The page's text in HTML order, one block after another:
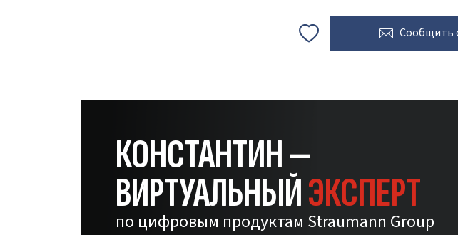
Сообщить
КОНСТАНТИН —
ВИРТУАЛЬНЫЙЭКСПЕРТ
по цифровым продуктам Straumann Group